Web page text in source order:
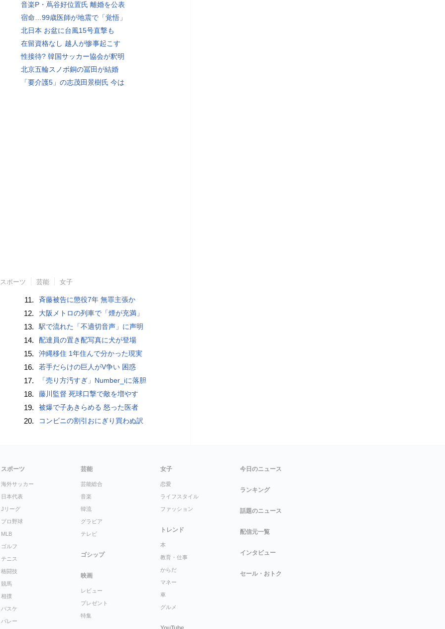
音楽P・蔦谷好位置氏 離婚を公表
宿命…99歳医師が地震で「覚悟」
北日本 お盆に台風15号直撃も
在留資格なし 越人が惨事起こす
性接待? 韓国サッカー協会が釈明
北京五輪スノボ銅の冨田が結婚
「要介護5」の志茂田景樹氏 今は
スポーツ 芸能 女子
11. 斉藤被告に懲役7年 無罪主張か
12. 大阪メトロの列車で「煙が充満」
13. 駅で流れた「不適切音声」に声明
14. 配達員の置き配写真に犬が登場
15. 沖縄移住 1年住んで分かった現実
16. 若手だらけの巨人がV争い 困惑
17. 「売り方汚すぎ」Number_iに落胆
18. 藤川監督 死球口撃で敵を増やす
19. 被爆で子あきらめる 怒った医者
20. コンビニの割引おにぎり買わぬ訳
スポーツ
海外サッカー
日本代表
Jリーグ
プロ野球
MLB
ゴルフ
テニス
格闘技
競馬
相撲
バスケ
バレー
芸能
芸能総合
音楽
韓流
グラビア
テレビ
ゴシップ
映画
レビュー
プレゼント
特集
女子
恋愛
ライフスタイル
ファッション
トレンド
本
教育・仕事
からだ
マネー
車
グルメ
今日のニュース
ランキング
話題のニュース
配信元一覧
インタビュー
セール・おトク